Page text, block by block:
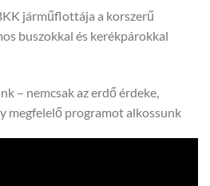
járműflottája a korszerű
buszokkal és kerékpárokkal
– nemcsak az erdő érdeke,
megfelelő programot alkossunk